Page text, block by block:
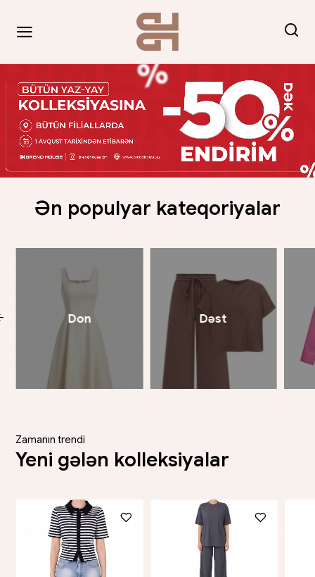
Ən populyar kateqoriyalar
Dəst
Zamanın trendi
Yeni gələn kolleksiyalar